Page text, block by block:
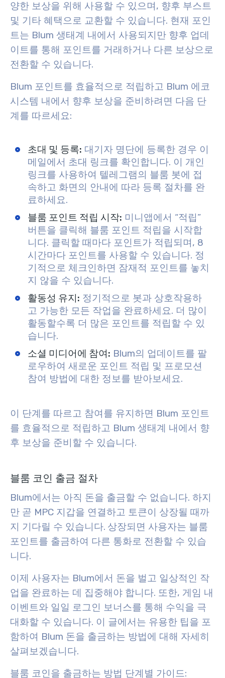
양한 보상을 위해 사용할 수 있으며, 향후 부스트
및 기타 혜택으로 교환할 수 있습니다. 현재 포인
트는 Blum 생태계 내에서 사용되지만 향후 업데
이트를 통해 포인트를 거래하거나 다른 보상으로
전환할 수 있습니다.
Blum 포인트를 효율적으로 적립하고 Blum 에코
시스템 내에서 향후 보상을 준비하려면 다음 단
계를 따르세요:
초대 및 등록: 대기자 명단에 등록한 경우 이
메일에서 초대 링크를 확인합니다. 이 개인
링크를 사용하여 텔레그램의 블룸 봇에 접
속하고 화면의 안내에 따라 등록 절차를 완
료하세요.
블룸 포인트 적립 시작: 미니앱에서 “적립”
버튼을 클릭해 블룸 포인트 적립을 시작합
니다. 클릭할 때마다 포인트가 적립되며, 8
시간마다 포인트를 사용할 수 있습니다. 정
기적으로 체크인하면 잠재적 포인트를 놓치
지 않을 수 있습니다.
활동성 유지: 정기적으로 봇과 상호작용하
고 가능한 모든 작업을 완료하세요. 더 많이
활동할수록 더 많은 포인트를 적립할 수 있
습니다.
소셜 미디어에 참여: Blum의 업데이트를 팔
로우하여 새로운 포인트 적립 및 프로모션
참여 방법에 대한 정보를 받아보세요.
이 단계를 따르고 참여를 유지하면 Blum 포인트
를 효율적으로 적립하고 Blum 생태계 내에서 향
후 보상을 준비할 수 있습니다.
블룸 코인 출금 절차
Blum에서는 아직 돈을 출금할 수 없습니다. 하지
만 곧 MPC 지갑을 연결하고 토큰이 상장될 때까
지 기다릴 수 있습니다. 상장되면 사용자는 블룸
포인트를 출금하여 다른 통화로 전환할 수 있습
니다.
이제 사용자는 Blum에서 돈을 벌고 일상적인 작
업을 완료하는 데 집중해야 합니다. 또한, 게임 내
이벤트와 일일 로그인 보너스를 통해 수익을 극
대화할 수 있습니다. 이 글에서는 유용한 팁을 포
함하여 Blum 돈을 출금하는 방법에 대해 자세히
살펴보겠습니다.
블룸 코인을 출금하는 방법 단계별 가이드: